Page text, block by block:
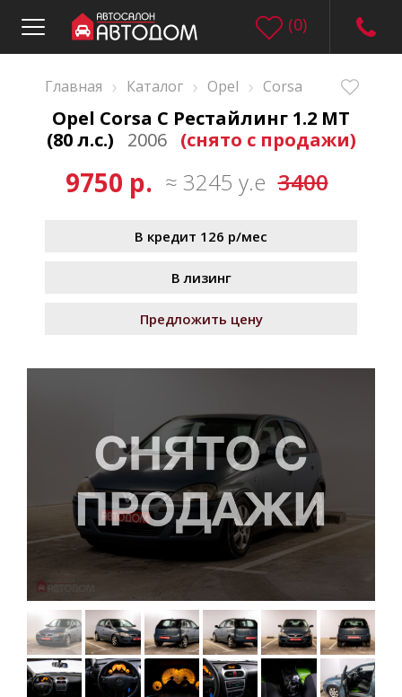
(0)
Главная › Каталог › Opel › Corsa
Opel Corsa C Рестайлинг 1.2 MT
(80 л.с.)
2006 (снято с продажи)
9750 р. ≈ 3245 у.е 3400
В кредит 126 р/мес
В лизинг
Предложить цену